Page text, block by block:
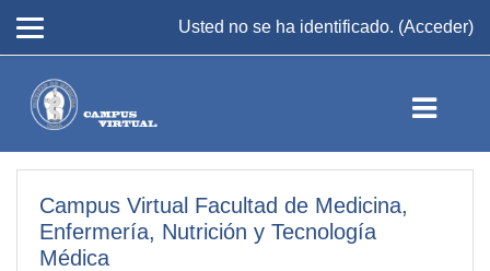
Usted no se ha identificado. (Acceder)
Campus Virtual Facultad de Medicina,
Enfermería, Nutrición y Tecnología
Médica